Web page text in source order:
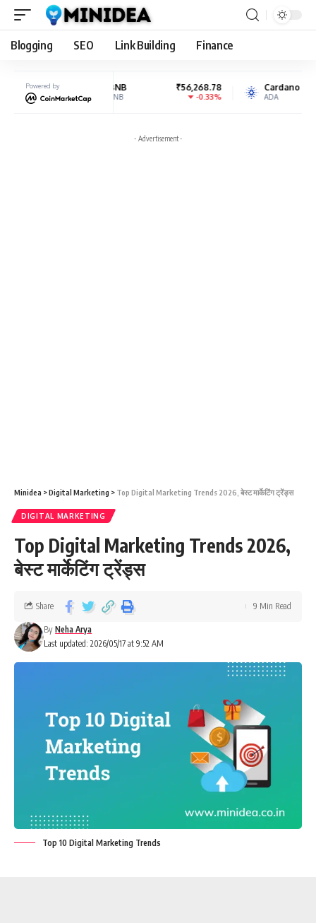
Blogging SEO Link Building Finance
Powered by
BNB ₹56,268.78
BNB
Cardano ₹18.87
ADA
- Advertisement -
Minidea >Digital Marketing > Top Digital Marketing Trends 2026, बेस्ट मार्केटिंग ट्रेंड्स
DIGITAL MARKETING
Top Digital Marketing Trends 2026,
बेस्ट मार्केटिंग ट्रेंड्स
Last updated: 2026/05/17 at 9:52 AM
By Neha Arya
Share 9 Min Read
Top 10 Digital Marketing Trends